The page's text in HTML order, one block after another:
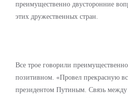
преимущественно двусторонние
этих дружественных стран.
Все трое говорили
позитивном. «Провел прекрасную
президентом Путиным. Связь